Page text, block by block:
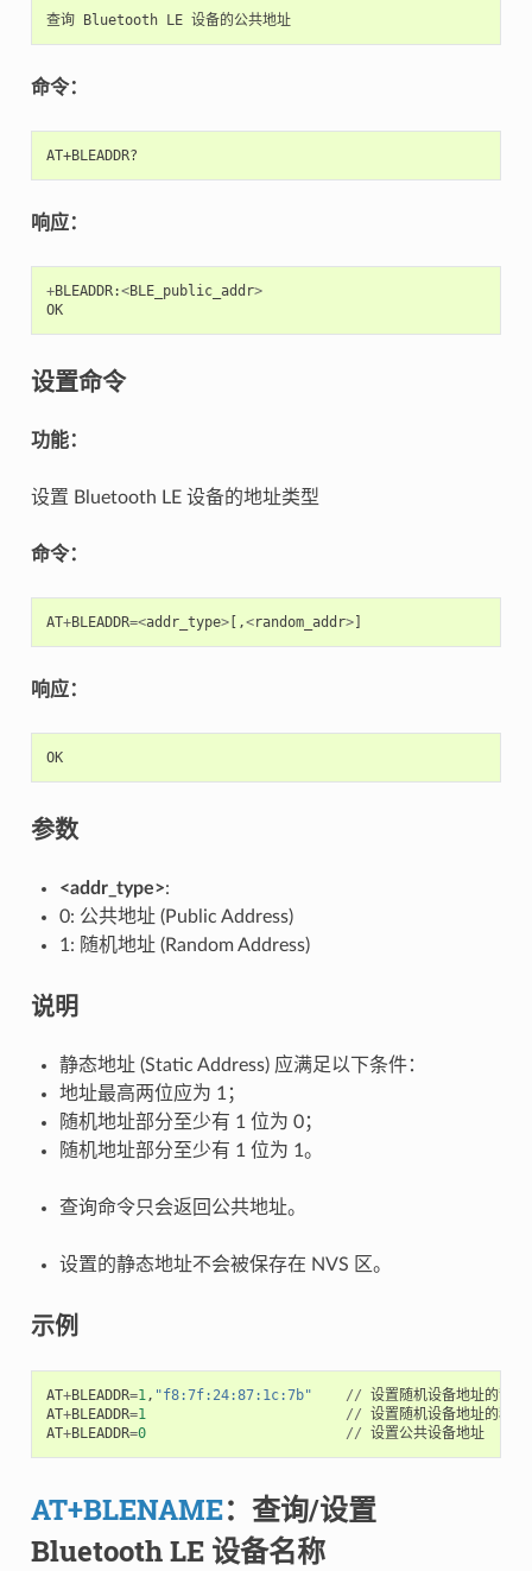
查询 Bluetooth LE 设备的公共地址
命令：
响应：
+BLEADDR:<BLE_public_addr>
OK
设置命令
功能：
设置 Bluetooth LE 设备的地址类型
命令：
AT+BLEADDR=<addr_type>[,<random_addr>]
响应：
OK
参数
<addr_type>:
0: 公共地址 (Public Address)
1: 随机地址 (Random Address)
说明
静态地址 (Static Address) 应满足以下条件：
地址最高两位应为 1；
随机地址部分至少有 1 位为 0；
随机地址部分至少有 1 位为 1。
查询命令只会返回公共地址。
设置的静态地址不会被保存在 NVS 区。
示例
AT+BLEADDR=1, "f8:7f:24:87:1c:7b" // 设置随机设备地址的静态
AT+BLEADDR=1 // 设置随机设备地址的私有
AT+BLEADDR=0 // 设置公共设备地址
AT+BLENAME：查询/设置
Bluetooth LE 设备名称